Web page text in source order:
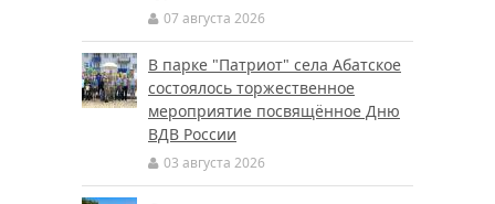
07 августа 2026
В парке "Патриот" села Абатское
состоялось торжественное
мероприятие посвящённое Дню
ВДВ России
03 августа 2026